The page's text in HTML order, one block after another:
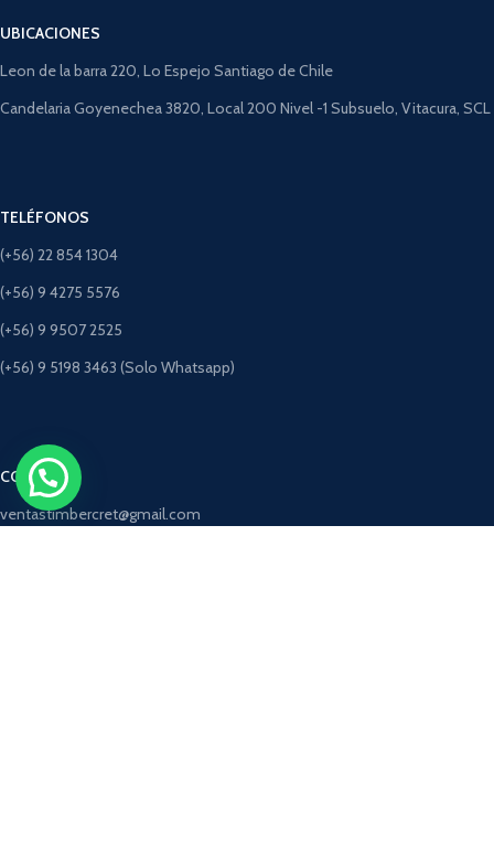
UBICACIONES
Leon de la barra 220, Lo Espejo Santiago de Chile
Candelaria Goyenechea 3820, Local 200 Nivel -1 Subsuelo, Vitacura, SCL
TELÉFONOS
(+56) 22 854 1304
(+56) 9 4275 5576
(+56) 9 9507 2525
(+56) 9 5198 3463 (Solo Whatsapp)
CORREOS
ventastimbercret@gmail.com